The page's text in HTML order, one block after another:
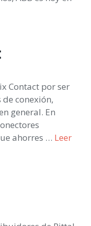
Contact por ser
conexión,
general. En
ahorres … Leer